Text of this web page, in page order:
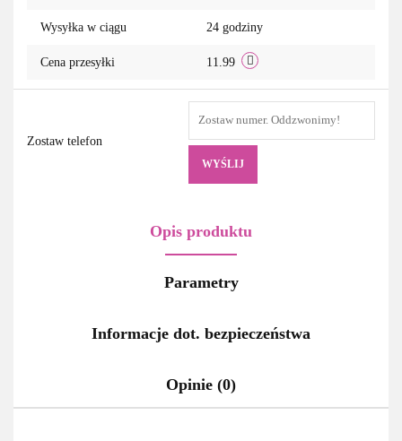
Wysyłka w ciągu 24 godziny
Cena przesyłki 11.99
Zostaw telefon
WYŚLIJ
Opis produktu
Parametry
Informacje dot. bezpieczeństwa
Opinie (0)